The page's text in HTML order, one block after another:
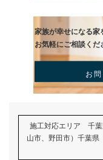
前の記事